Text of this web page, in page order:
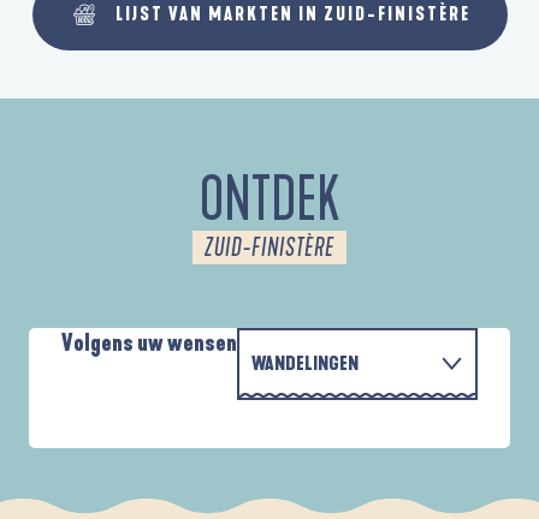
LIJST VAN MARKTEN IN ZUID-FINISTÈRE
ONTDEK
ZUID-FINISTÈRE
Volgens uw wensen
WANDELINGEN
ALS HET REGENT